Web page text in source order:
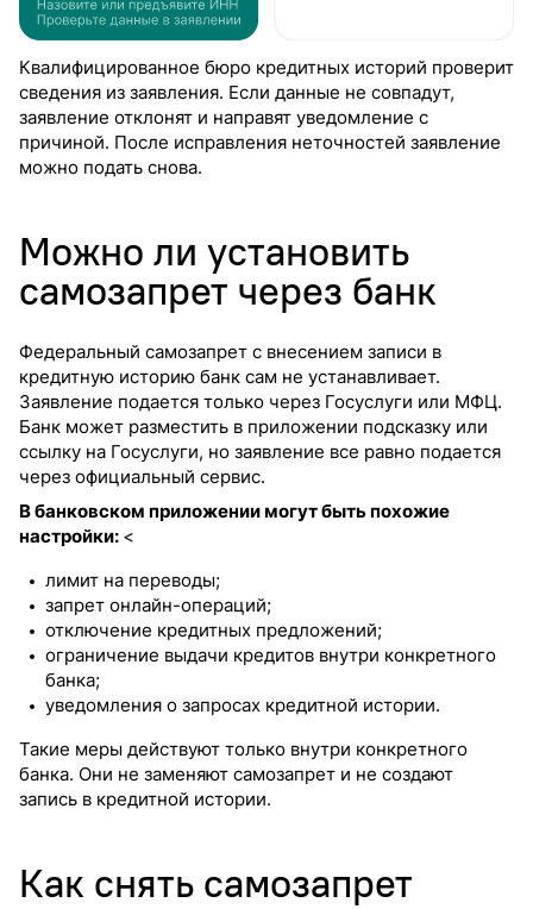
Квалифицированное бюро кредитных историй проверит
сведения из заявления. Если данные не совпадут,
заявление отклонят и направят уведомление с
причиной. После исправления неточностей заявление
можно подать снова.
Можно ли установить
самозапрет через банк
Федеральный самозапрет с внесением записи в
кредитную историю банк сам не устанавливает.
Заявление подается только через Госуслуги или МФЦ.
Банк может разместить в приложении подсказку или
ссылку на Госуслуги, но заявление все равно подается
через официальный сервис.
В банковском приложении могут быть похожие
настройки: <
лимит на переводы;
запрет онлайн-операций;
отключение кредитных предложений;
ограничение выдачи кредитов внутри конкретного
банка;
уведомления о запросах кредитной истории.
Такие меры действуют только внутри конкретного
банка. Они не заменяют самозапрет и не создают
запись в кредитной истории.
Как снять самозапрет